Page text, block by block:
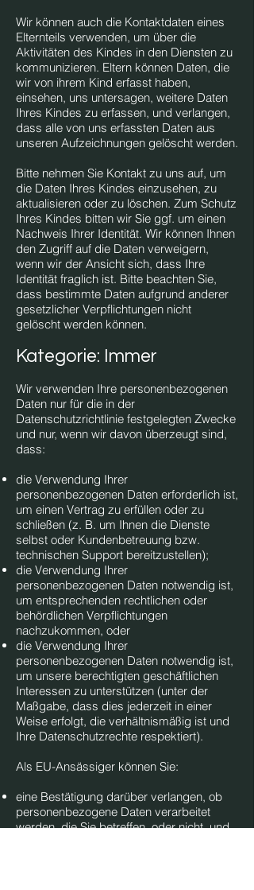
Wir können auch die Kontaktdaten eines
Elternteils verwenden, um über die
Aktivitäten des Kindes in den Diensten zu
kommunizieren. Eltern können Daten, die
wir von ihrem Kind erfasst haben,
einsehen, uns untersagen, weitere Daten
Ihres Kindes zu erfassen, und verlangen,
dass alle von uns erfassten Daten aus
unseren Aufzeichnungen gelöscht werden.
Bitte nehmen Sie Kontakt zu uns auf, um
die Daten Ihres Kindes einzusehen, zu
aktualisieren oder zu löschen. Zum Schutz
Ihres Kindes bitten wir Sie ggf. um einen
Nachweis Ihrer Identität. Wir können Ihnen
den Zugriff auf die Daten verweigern,
wenn wir der Ansicht sich, dass Ihre
Identität fraglich ist. Bitte beachten Sie,
dass bestimmte Daten aufgrund anderer
gesetzlicher Verpflichtungen nicht
gelöscht werden können.
Kategorie: Immer
Wir verwenden Ihre personenbezogenen
Daten nur für die in der
Datenschutzrichtlinie festgelegten Zwecke
und nur, wenn wir davon überzeugt sind,
dass:
die Verwendung Ihrer
personenbezogenen Daten erforderlich ist,
um einen Vertrag zu erfüllen oder zu
schließen (z. B. um Ihnen die Dienste
selbst oder Kundenbetreuung bzw.
technischen Support bereitzustellen);
die Verwendung Ihrer
personenbezogenen Daten notwendig ist,
um entsprechenden rechtlichen oder
behördlichen Verpflichtungen
nachzukommen, oder
die Verwendung Ihrer
personenbezogenen Daten notwendig ist,
um unsere berechtigten geschäftlichen
Interessen zu unterstützen (unter der
Maßgabe, dass dies jederzeit in einer
Weise erfolgt, die verhältnismäßig ist und
Ihre Datenschutzrechte respektiert).
Als EU-Ansässiger können Sie:
eine Bestätigung darüber verlangen, ob
personenbezogene Daten verarbeitet
werden, die Sie betreffen, oder nicht, und